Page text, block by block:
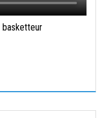
basketteur